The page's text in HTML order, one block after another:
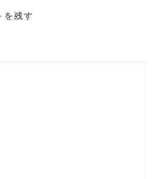
を残す